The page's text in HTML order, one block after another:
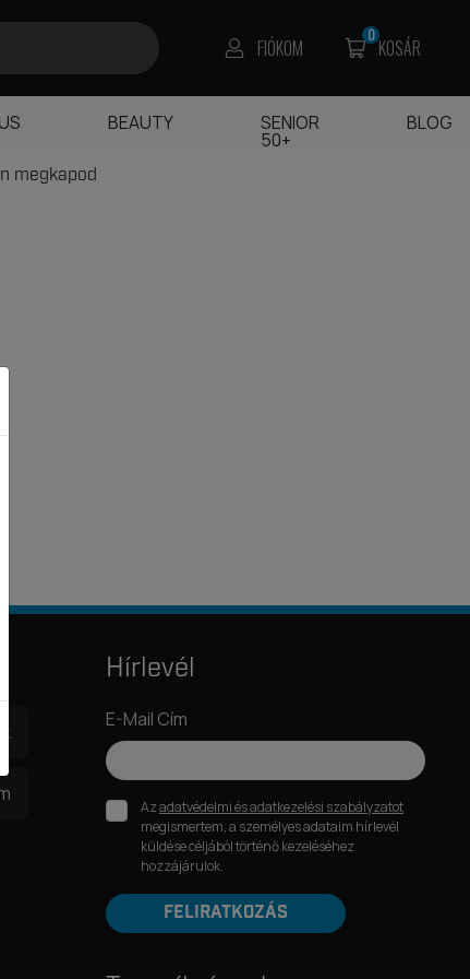
megkapod
FIÓKOM KOSÁR
0
BEAUTY SENIOR
50+
BLOG
Hírlevél
E-Mail Cím
Azadatvédelmi és adatkezelési szabályzatot
megismertem, a személyes adataim hírlevél
küldése céljából történő kezeléséhez
hozzájárulok.
FELIRATKOZÁS